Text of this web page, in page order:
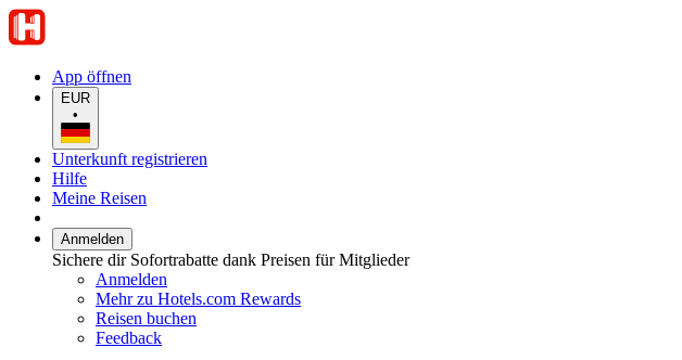
App öffnen
EUR
•
Unterkunft registrieren
Hilfe
Meine Reisen
Anmelden
Sichere dir Sofortrabatte dank Preisen für Mitglieder
Anmelden
Mehr zu Hotels.com Rewards
Reisen buchen
Feedback